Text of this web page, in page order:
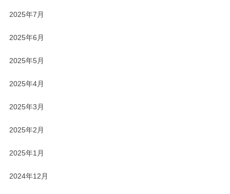
2025年7月
2025年6月
2025年5月
2025年4月
2025年3月
2025年2月
2025年1月
2024年12月